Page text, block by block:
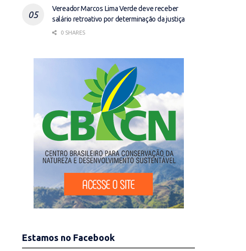
Vereador Marcos Lima Verde deve receber
salário retroativo por determinação da justiça
0 SHARES
Estamos no Facebook